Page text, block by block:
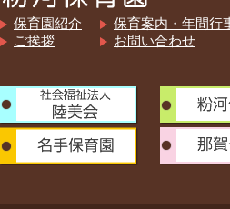
保育園紹介
ご挨拶
保育案内・年間行
お問い合わせ